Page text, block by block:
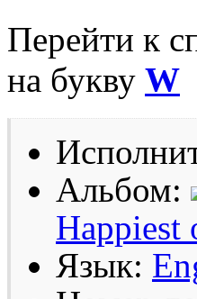
Перейти к
на букву W
Альбом:
Язык: